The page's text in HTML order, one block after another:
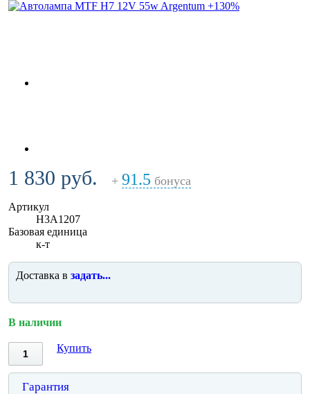
1 830 руб. + 91.5 бонуса
Артикул
H3A1207
Базовая единица
к-т
Доставка в задать...
В наличии
Купить
Гарантия